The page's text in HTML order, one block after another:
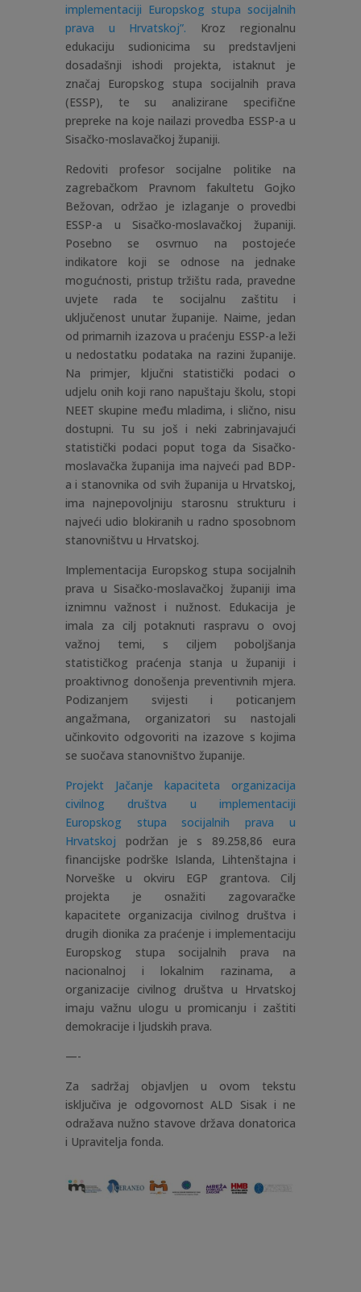
implementaciji Europskog stupa socijalnih
prava u Hrvatskoj”. Kroz regionalnu
edukaciju sudionicima su predstavljeni
dosadašnji ishodi projekta, istaknut je
značaj Europskog stupa socijalnih prava
(ESSP), te su analizirane specifične
prepreke na koje nailazi provedba ESSP-a u
Sisačko-moslavačkoj županiji.
Redoviti profesor socijalne politike na
zagrebačkom Pravnom fakultetu Gojko
Bežovan, održao je izlaganje o provedbi
ESSP-a u Sisačko-moslavačkoj županiji.
Posebno se osvrnuo na postojeće
indikatore koji se odnose na jednake
mogućnosti, pristup tržištu rada, pravedne
uvjete rada te socijalnu zaštitu i
uključenost unutar županije. Naime, jedan
od primarnih izazova u praćenju ESSP-a leži
u nedostatku podataka na razini županije.
Na primjer, ključni statistički podaci o
udjelu onih koji rano napuštaju školu, stopi
NEET skupine među mladima, i slično, nisu
dostupni. Tu su još i neki zabrinjavajući
statistički podaci poput toga da Sisačko-
moslavačka županija ima najveći pad BDP-
a i stanovnika od svih županija u Hrvatskoj,
ima najnepovoljniju starosnu strukturu i
najveći udio blokiranih u radno sposobnom
stanovništvu u Hrvatskoj.
Implementacija Europskog stupa socijalnih
prava u Sisačko-moslavačkoj županiji ima
iznimnu važnost i nužnost. Edukacija je
imala za cilj potaknuti raspravu o ovoj
važnoj temi, s ciljem poboljšanja
statističkog praćenja stanja u županiji i
proaktivnog donošenja preventivnih mjera.
Podizanjem svijesti i poticanjem
angažmana, organizatori su nastojali
učinkovito odgovoriti na izazove s kojima
se suočava stanovništvo županije.
Projekt Jačanje kapaciteta organizacija
civilnog društva u implementaciji
Europskog stupa socijalnih prava u
Hrvatskoj podržan je s 89.258,86 eura
financijske podrške Islanda, Lihtenštajna i
Norveške u okviru EGP grantova. Cilj
projekta je osnažiti zagovaračke
kapacitete organizacija civilnog društva i
drugih dionika za praćenje i implementaciju
Europskog stupa socijalnih prava na
nacionalnoj i lokalnim razinama, a
organizacije civilnog društva u Hrvatskoj
imaju važnu ulogu u promicanju i zaštiti
demokracije i ljudskih prava.
—-
Za sadržaj objavljen u ovom tekstu
isključiva je odgovornost ALD Sisak i ne
odražava nužno stavove država donatorica
i Upravitelja fonda.